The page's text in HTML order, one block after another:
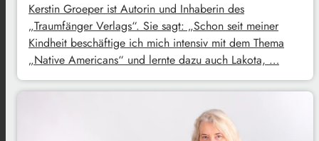
Kerstin Groeper ist Autorin und Inhaberin des
„Traumfänger Verlags“. Sie sagt: „Schon seit meiner
Kindheit beschäftige ich mich intensiv mit dem Thema
„Native Americans“ und lernte dazu auch Lakota, …